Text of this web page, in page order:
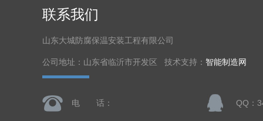
联系我们
山东大城防腐保温安装工程有限公司
公司地址：山东省临沂市开发区 技术支持： 智能制造网
电 话： QQ：